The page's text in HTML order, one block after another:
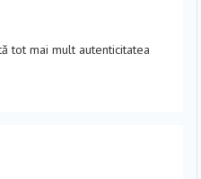
tot mai mult autenticitatea